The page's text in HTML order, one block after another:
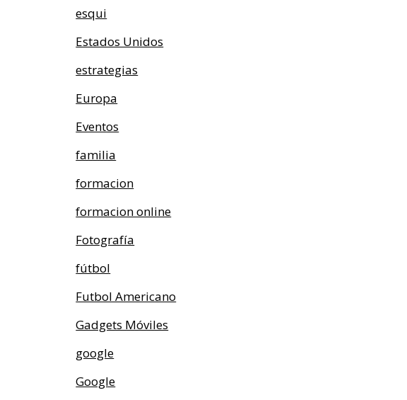
esqui
Estados Unidos
estrategias
Europa
Eventos
familia
formacion
formacion online
Fotografía
fútbol
Futbol Americano
Gadgets Móviles
google
Google